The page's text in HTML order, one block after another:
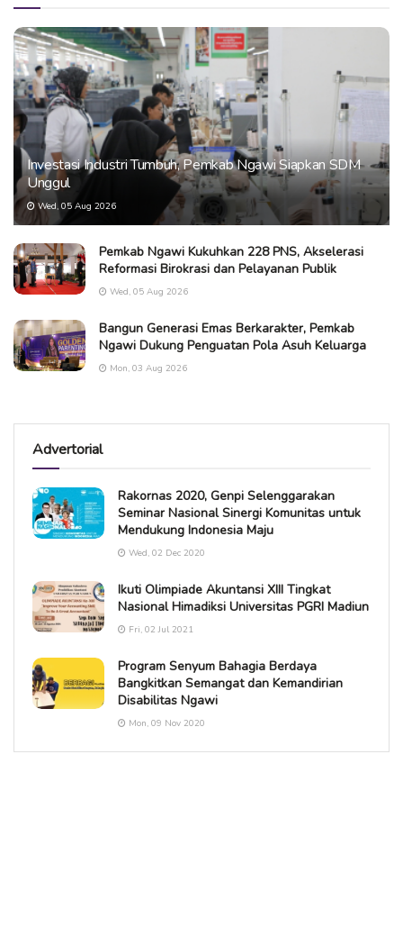
Investasi Industri Tumbuh, Pemkab Ngawi Siapkan SDM
Unggul
Wed, 05 Aug 2026
Pemkab Ngawi Kukuhkan 228 PNS, Akselerasi
Reformasi Birokrasi dan Pelayanan Publik
Wed, 05 Aug 2026
Bangun Generasi Emas Berkarakter, Pemkab
Ngawi Dukung Penguatan Pola Asuh Keluarga
Mon, 03 Aug 2026
Advertorial
Rakornas 2020, Genpi Selenggarakan
Seminar Nasional Sinergi Komunitas untuk
Mendukung Indonesia Maju
Wed, 02 Dec 2020
Ikuti Olimpiade Akuntansi XIII Tingkat
Nasional Himadiksi Universitas PGRI Madiun
Fri, 02 Jul 2021
Program Senyum Bahagia Berdaya
Bangkitkan Semangat dan Kemandirian
Disabilitas Ngawi
Mon, 09 Nov 2020